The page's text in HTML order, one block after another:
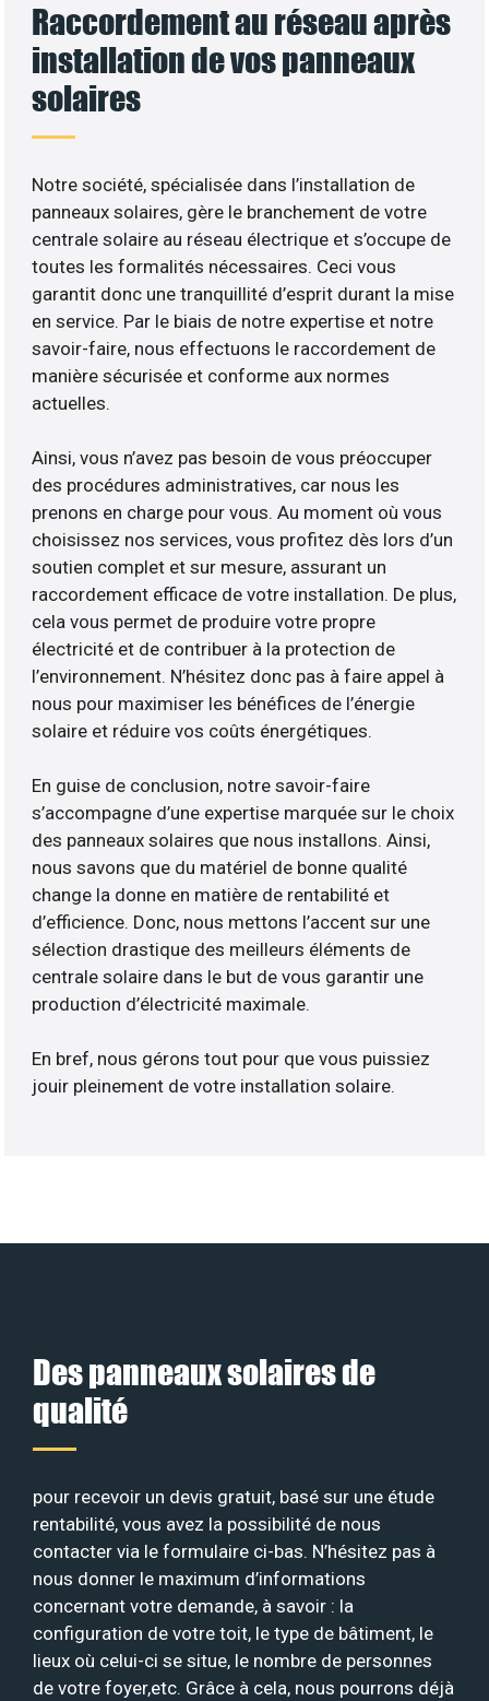
Raccordement au réseau après
installation de vos panneaux
solaires
Notre société, spécialisée dans l’installation de
panneaux solaires, gère le branchement de votre
centrale solaire au réseau électrique et s’occupe de
toutes les formalités nécessaires. Ceci vous
garantit donc une tranquillité d’esprit durant la mise
en service. Par le biais de notre expertise et notre
savoir-faire, nous effectuons le raccordement de
manière sécurisée et conforme aux normes
actuelles.
Ainsi, vous n’avez pas besoin de vous préoccuper
des procédures administratives, car nous les
prenons en charge pour vous. Au moment où vous
choisissez nos services, vous profitez dès lors d’un
soutien complet et sur mesure, assurant un
raccordement efficace de votre installation. De plus,
cela vous permet de produire votre propre
électricité et de contribuer à la protection de
l’environnement. N’hésitez donc pas à faire appel à
nous pour maximiser les bénéfices de l’énergie
solaire et réduire vos coûts énergétiques.
En guise de conclusion, notre savoir-faire
s’accompagne d’une expertise marquée sur le choix
des panneaux solaires que nous installons. Ainsi,
nous savons que du matériel de bonne qualité
change la donne en matière de rentabilité et
d’efficience. Donc, nous mettons l’accent sur une
sélection drastique des meilleurs éléments de
centrale solaire dans le but de vous garantir une
production d’électricité maximale.
En bref, nous gérons tout pour que vous puissiez
jouir pleinement de votre installation solaire.
Des panneaux solaires de
qualité
pour recevoir un devis gratuit, basé sur une étude
rentabilité, vous avez la possibilité de nous
contacter via le formulaire ci-bas. N’hésitez pas à
nous donner le maximum d’informations
concernant votre demande, à savoir : la
configuration de votre toit, le type de bâtiment, le
lieux où celui-ci se situe, le nombre de personnes
de votre foyer,etc. Grâce à cela, nous pourrons déjà